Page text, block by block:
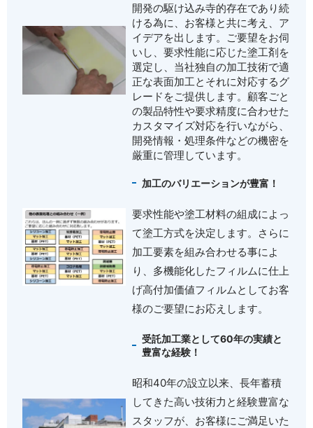
開発の駆け込み寺的存在であり続
ける為に、お客様と共に考え、ア
イデアを出します。ご要望をお伺
いし、要求性能に応じた塗工剤を
選定し、当社独自の加工技術で適
正な表面加工とそれに対応するグ
レードをご提供します。顧客ごと
の製品特性や要求精度に合わせた
カスタマイズ対応を行いながら、
開発情報・処理条件などの機密を
厳重に管理しています。
加工のバリエーションが豊富！
要求性能や塗工材料の組成によっ
て塗工方式を決定します。さらに
加工要素を組み合わせる事によ
り、多機能化したフィルムに仕上
げ高付加価値フィルムとしてお客
様のご要望にお応えします。
受託加工業として60年の実績と
豊富な経験！
昭和40年の設立以来、長年蓄積
してきた高い技術力と経験豊富な
スタッフが、お客様にご満足いた